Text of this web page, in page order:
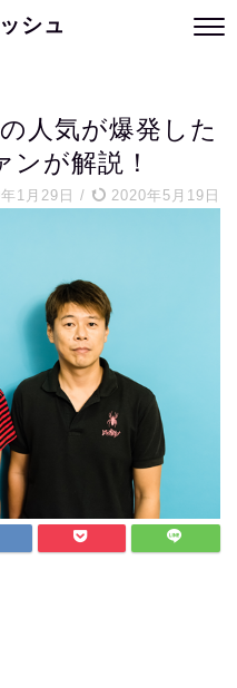
シュ
人気が爆発した
が解説！
1月29日 / 2020年5月19日